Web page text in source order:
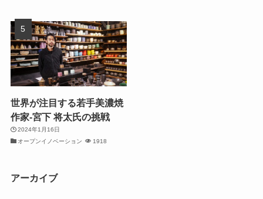
世界が注目する若手美濃焼
作家-宮下 将太氏の挑戦
2024年1月16日
オープンイノベーション
1918
アーカイブ